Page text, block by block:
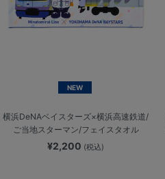
NEW
横浜DeNAベイスターズ×横浜高速鉄道/
ご当地スターマン/フェイスタオル
¥2,200 (税込)